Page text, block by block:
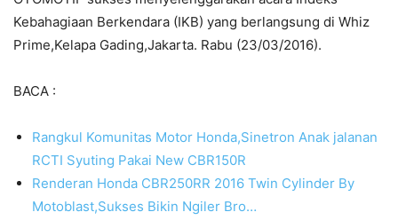
Kebahagiaan Berkendara (IKB) yang berlangsung di Whiz
Prime,Kelapa Gading,Jakarta. Rabu (23/03/2016).
BACA :
Rangkul Komunitas Motor Honda,Sinetron Anak jalanan
RCTI Syuting Pakai New CBR150R
Renderan Honda CBR250RR 2016 Twin Cylinder By
Motoblast,Sukses Bikin Ngiler Bro…